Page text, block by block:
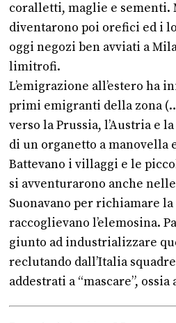
coralletti, maglie e sementi.
diventarono poi orefici ed i
oggi negozi ben avviati a
limitrofi.
L’emigrazione all’estero ha
primi emigranti della zona
verso la Prussia, l’Austria e
di un organetto a manovella
Battevano i villaggi e le
si avventurarono anche
Suonavano per richiamare
raccoglievano l’elemosina.
giunto ad industrializzare
reclutando dall’Italia
addestrati a “mascare”, ossia